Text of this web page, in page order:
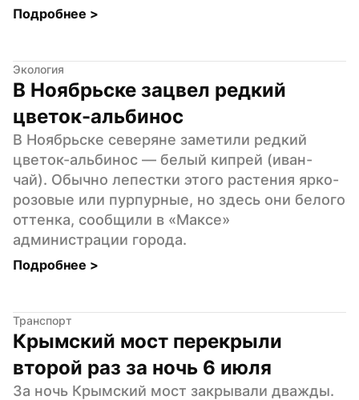
Подробнее >
Экология
В Ноябрьске зацвел редкий
цветок-альбинос
В Ноябрьске северяне заметили редкий
цветок-альбинос — белый кипрей (иван-
чай). Обычно лепестки этого растения ярко-
розовые или пурпурные, но здесь они белого
оттенка, сообщили в «Максе»
администрации города.
Подробнее >
Транспорт
Крымский мост перекрыли
второй раз за ночь 6 июля
За ночь Крымский мост закрывали дважды.